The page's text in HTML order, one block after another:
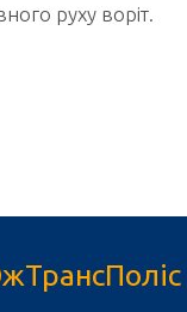
руху воріт.